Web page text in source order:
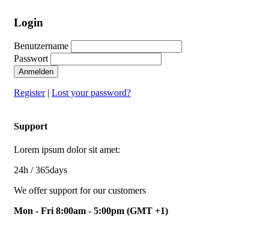
Login
Benutzername
Passwort
Anmelden
Register| Lost your password?
Support
Lorem ipsum dolor sit amet:
24h / 365days
We offer support for our customers
Mon - Fri 8:00am - 5:00pm (GMT +1)